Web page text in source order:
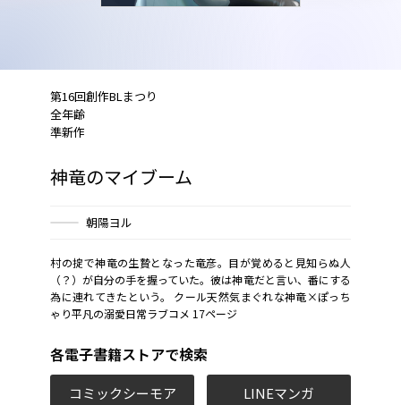
第16回創作BLまつり
全年齢
準新作
神竜のマイブーム
朝陽ヨル
村の掟で神竜の生贄となった竜彦。目が覚めると見知らぬ人
（？）が自分の手を握っていた。彼は神竜だと言い、番にする
為に連れてきたという。 クール天然気まぐれな神竜×ぽっち
ゃり平凡の溺愛日常ラブコメ 17ページ
各電子書籍ストアで検索
コミックシーモア LINEマンガ